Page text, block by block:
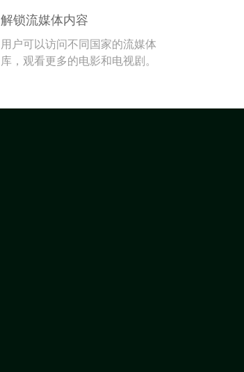
解锁流媒体内容
用户可以访问不同国家的流媒体
库，观看更多的电影和电视剧。